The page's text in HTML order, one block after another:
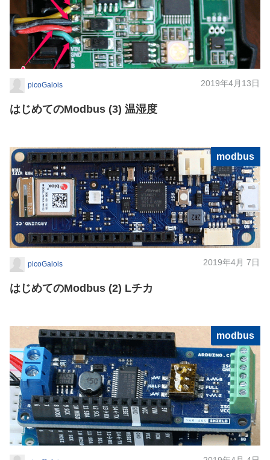
picoGalois 2019年4月13日
はじめてのModbus (3) 温湿度
modbus
picoGalois 2019年4月 7日
はじめてのModbus (2) Lチカ
modbus